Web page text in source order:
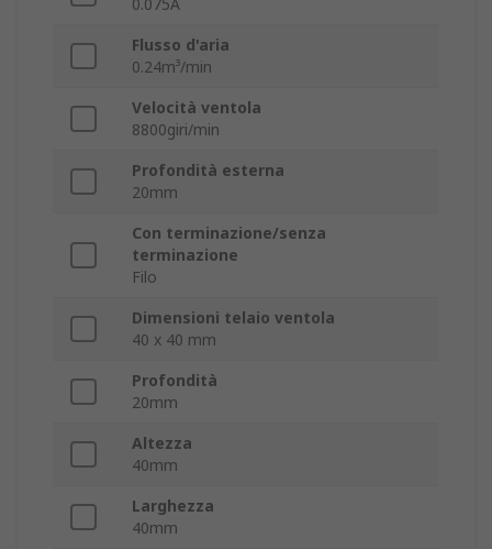
0.075A
Flusso d'aria
0.24m³/min
Velocità ventola
8800giri/min
Profondità esterna
20mm
Con terminazione/senza
terminazione
Filo
Dimensioni telaio ventola
40 x 40 mm
Profondità
20mm
Altezza
40mm
Larghezza
40mm